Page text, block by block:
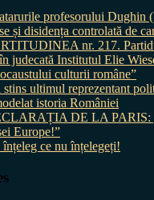
profesorului Dughin
și disidența controlată de
nr. 217.
judecată Institutul Elie
culturii române”
stins ultimul reprezentant
istoria României
DE LA PARIS:
Europe!”
ce nu înțelegeți!